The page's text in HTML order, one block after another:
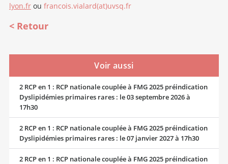
lyon.frou francois.vialard(at)uvsq.fr
Retour
Voir aussi
2 RCP en 1 : RCP nationale couplée à FMG 2025 préindication
Dyslipidémies primaires rares : le 03 septembre 2026 à
17h30
2 RCP en 1 : RCP nationale couplée à FMG 2025 préindication
Dyslipidémies primaires rares : le 07 janvier 2027 à 17h30
2 RCP en 1 : RCP nationale couplée à FMG 2025 préindication